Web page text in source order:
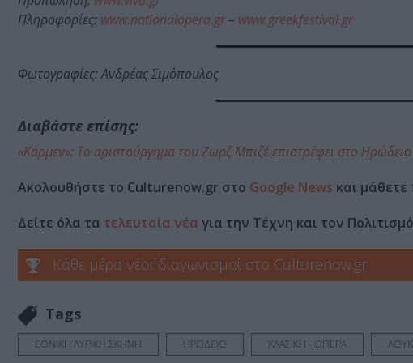
Πληροφορίες: www.nationalopera.gr– www.greekfestival.gr
Φωτογραφίες: Ανδρέας Σιμόπουλος
Διαβάστε επίσης:
«Κάρμεν»: Το αριστούργημα του Ζωρζ Μπιζέ επιστρέφει στο Ηρώδειο
Ακολουθήστε το Culturenow.gr στο Google News και μάθετε
Δείτε όλα τα τελευταία νέα για την Τέχνη και τον
Κάθε μέρα νέοι διαγωνισμοί στο Culturenow.gr
Tags
ΕΘΝΙΚΗ ΛΥΡΙΚΗ ΣΚΗΝΗ ΗΡΩΔΕΙΟ ΚΛΑΣΙΚΗ - ΟΠΕΡΑ